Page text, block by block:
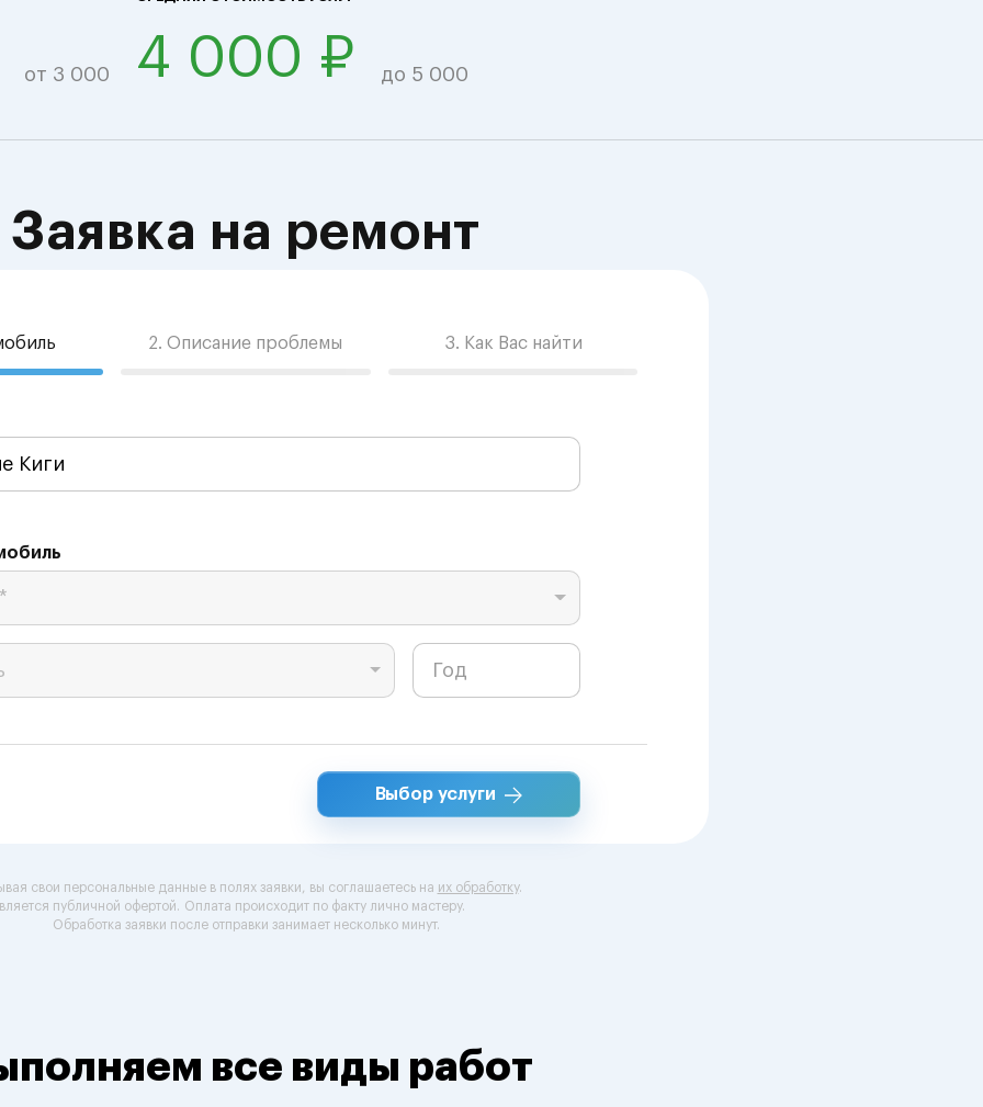
от 3 000 4 000 ₽ до 5 000
Заявка на ремонт
2. Описание проблемы 3. Как Вас найти
Выбор услуги
свои персональные данные в полях заявки, вы соглашаетесь на их обработку.
публичной офертой. Оплата происходит по факту лично мастеру.
Обработка заявки после отправки занимает несколько минут.
все виды работ